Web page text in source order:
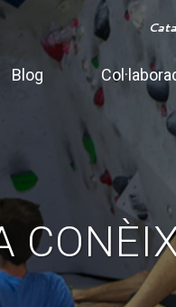
Blog